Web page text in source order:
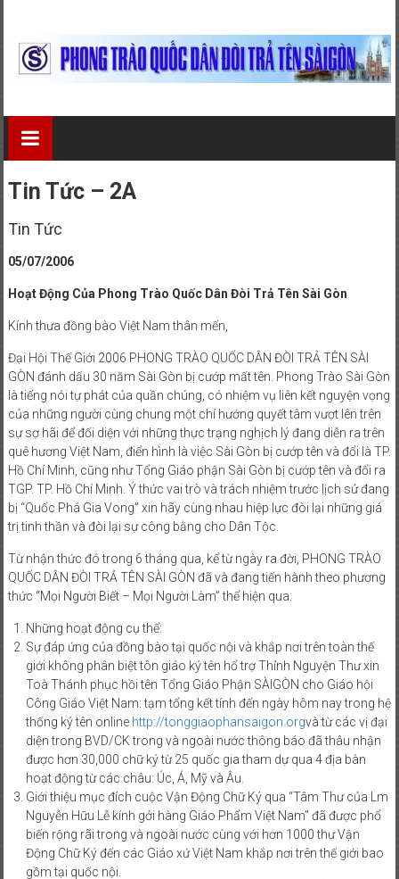
content
Phong
Trào
Quốc
Dân
Đòi
Trả
Tên
Sài
Gòn
PHONG
TRÀO
QUỐC
DÂN
ĐÒI
TRẢ
TÊN
SÀI
GÒN
Tin Tức – 2A
Tin Tức
05/07/2006
Hoạt Động Của Phong Trào Quốc Dân Đòi Trả Tên Sài Gòn
Kính thưa đồng bào Việt Nam thân mến,
Đại Hội Thế Giới 2006 PHONG TRÀO QUỐC DÂN ĐÒI TRẢ TÊN SÀI
GÒN đánh dấu 30 năm Sài Gòn bị cướp mất tên. Phong Trào Sài Gòn
là tiếng nói tự phát của quần chúng, có nhiệm vụ liên kết nguyện vọng
của những người cùng chung một chí hướng quyết tâm vượt lên trên
sự sợ hãi để đối diện với những thực trạng nghịch lý đang diễn ra trên
quê hương Việt Nam, điển hình là việc Sài Gòn bị cướp tên và đổi là TP.
Hồ Chí Minh, cũng như Tổng Giáo phận Sài Gòn bị cướp tên và đổi ra
TGP. TP. Hồ Chí Minh. Ý thức vai trò và trách nhiệm trước lịch sử đang
bị “Quốc Phá Gia Vong” xin hãy cùng nhau hiệp lực đòi lại những giá
trị tinh thần và đòi lại sự công bằng cho Dân Tộc.
Từ nhận thức đó trong 6 tháng qua, kể từ ngày ra đời, PHONG TRÀO
QUỐC DÂN ĐÒI TRẢ TÊN SÀI GÒN đã và đang tiến hành theo phương
thức “Mọi Người Biết – Mọi Người Làm” thể hiện qua:
Những hoạt động cụ thể:
Sự đáp ứng của đồng bào tại quốc nội và khắp nơi trên toàn thế
giới không phân biệt tôn giáo ký tên hổ trợ Thỉnh Nguyện Thư xin
Toà Thánh phục hồi tên Tổng Giáo Phận SÀIGÒN cho Giáo hội
Công Giáo Việt Nam: tạm tổng kết tính đến ngày hôm nay trong hệ
thống ký tên online http://tonggiaophansaigon.orgvà từ các vị đại
diện trong BVD/CK trong và ngoài nước thông báo đã thâu nhận
được hơn 30,000 chữ ký từ 25 quốc gia tham dự qua 4 địa bàn
hoạt động từ các châu: Úc, Á, Mỹ và Âu.
Giới thiệu mục đích cuộc Vận Động Chữ Ký qua “Tâm Thư của Lm
Nguyễn Hữu Lễ kính gởi hàng Giáo Phẩm Việt Nam” đã được phổ
biến rộng rãi trong và ngoài nước cùng với hơn 1000 thư Vận
Động Chữ Ký đến các Giáo xứ Việt Nam khắp nơi trên thế giới bao
gồm tại quốc nội.